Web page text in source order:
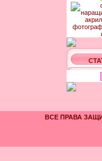
ВСЕ ПРАВА